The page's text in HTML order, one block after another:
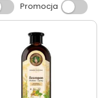
Promocja